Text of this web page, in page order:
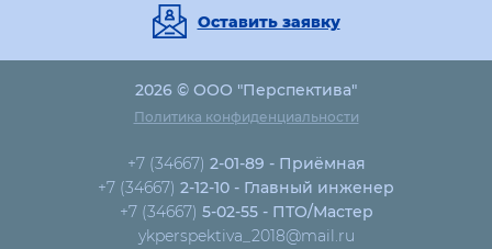
Оставить заявку
2026 © ООО "Перспектива"
Политика конфиденциальности
+7 (34667) 2-01-89 - Приёмная
+7 (34667) 2-12-10 - Главный инженер
+7 (34667) 5-02-55 - ПТО/Мастер
ykperspektiva_2018@mail.ru